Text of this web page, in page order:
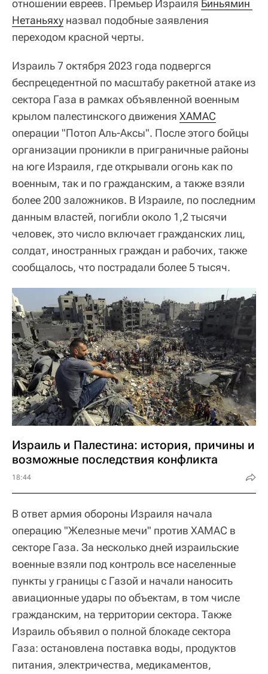
отношении евреев. Премьер Израиля Биньямин
Нетаньяху назвал подобные заявления
переходом красной черты.
Израиль 7 октября 2023 года подвергся
беспрецедентной по масштабу ракетной атаке из
сектора Газа в рамках объявленной военным
крылом палестинского движения ХАМАС
операции "Потоп Аль-Аксы". После этого бойцы
организации проникли в приграничные районы
на юге Израиля, где открывали огонь как по
военным, так и по гражданским, а также взяли
более 200 заложников. В Израиле, по последним
данным властей, погибли около 1,2 тысячи
человек, это число включает гражданских лиц,
солдат, иностранных граждан и рабочих, также
сообщалось, что пострадали более 5 тысяч.
Израиль и Палестина: история, причины и
возможные последствия конфликта
18:44
В ответ армия обороны Израиля начала
операцию "Железные мечи" против ХАМАС в
секторе Газа. За несколько дней израильские
военные взяли под контроль все населенные
пункты у границы с Газой и начали наносить
авиационные удары по объектам, в том числе
гражданским, на территории сектора. Также
Израиль объявил о полной блокаде сектора
Газа: остановлена поставка воды, продуктов
питания, электричества, медикаментов,